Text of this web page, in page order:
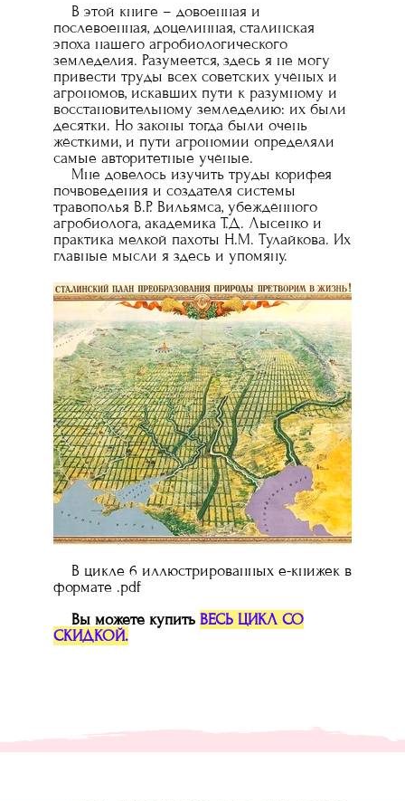
В этой книге – довоенная и
послевоенная, доцелинная, сталинская
эпоха нашего агробиологического
земледелия. Разумеется, здесь я не могу
привести труды всех советских учёных и
агрономов, искавших пути к разумному и
восстановительному земледелию: их были
десятки. Но законы тогда были очень
жёсткими, и пути агрономии определяли
самые авторитетные учёные.
Мне довелось изучить труды корифея
почвоведения и создателя системы
травополья В.Р. Вильямса, убеждённого
агробиолога, академика Т.Д. Лысенко и
практика мелкой пахоты Н.М. Тулайкова. Их
главные мысли я здесь и упомяну.
В цикле 6 иллюстрированных е-книжек в
формате .pdf
Вы можете купить ВЕСЬ ЦИКЛ СО
СКИДКОЙ.